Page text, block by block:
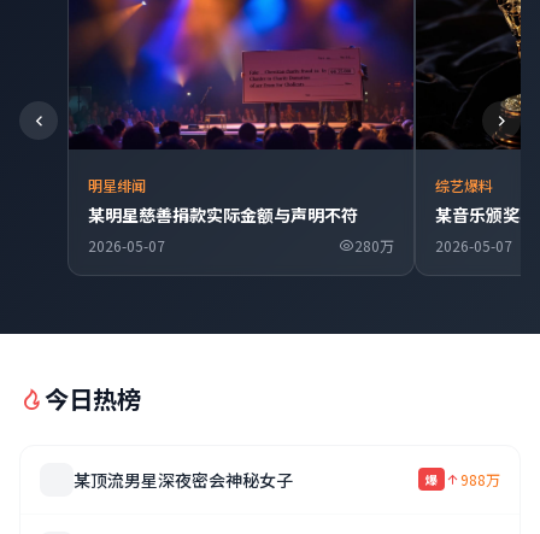
明星绯闻
某明星慈善捐款实际金额与声明不符
2026-05-07 280万
综艺爆料
某音乐颁奖
2026-05-07
今日热榜
某顶流男星深夜密会神秘女子 爆 988万